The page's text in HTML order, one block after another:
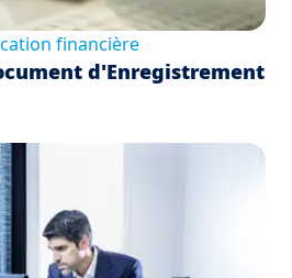
financière
d'Enregistrement